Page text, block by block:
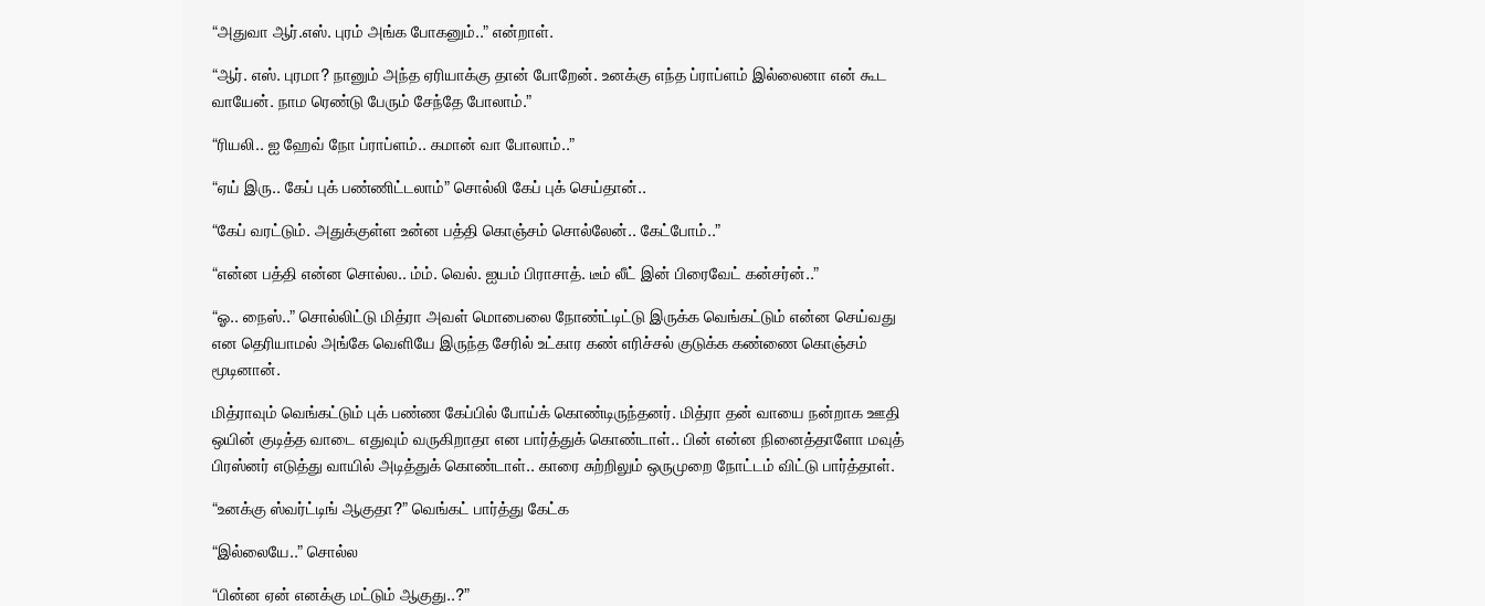
“அதுவா ஆர்.எஸ். புரம் அங்க போகனும்..” என்றாள்.
“ஆர். எஸ். புரமா? நானும் அந்த ஏரியாக்கு தான் போறேன். உனக்கு எந்த ப்ராப்ளம் இல்லைனா என் கூட
வாயேன். நாம ரெண்டு பேரும் சேந்தே போலாம்.”
“ரியலி.. ஐ ஹேவ் நோ ப்ராப்ளம்.. கமான் வா போலாம்..”
“ஏய் இரு.. கேப் புக் பண்ணிட்டலாம்” சொல்லி கேப் புக் செய்தான்..
“கேப் வரட்டும். அதுக்குள்ள உன்ன பத்தி கொஞ்சம் சொல்லேன்.. கேட்போம்..”
“என்ன பத்தி என்ன சொல்ல.. ம்ம். வெல். ஐயம் பிராசாத். டீம் லீட் இன் பிரைவேட் கன்சர்ன்..”
“ஓ.. நைஸ்..” சொல்லிட்டு மித்ரா அவள் மொபைலை நோண்ட்டிட்டு இருக்க வெங்கட்டும் என்ன செய்வது
என தெரியாமல் அங்கே வெளியே இருந்த சேரில் உட்கார கண் எரிச்சல் குடுக்க கண்ணை கொஞ்சம்
மூடினான்.
மித்ராவும் வெங்கட்டும் புக் பண்ண கேப்பில் போய்க் கொண்டிருந்தனர். மித்ரா தன் வாயை நன்றாக ஊதி
ஒயின் குடித்த வாடை எதுவும் வருகிறாதா என பார்த்துக் கொண்டாள்.. பின் என்ன நினைத்தாளோ மவுத்
பிரஸ்னர் எடுத்து வாயில் அடித்துக் கொண்டாள்.. காரை சுற்றிலும் ஒருமுறை நோட்டம் விட்டு பார்த்தாள்.
“உனக்கு ஸ்வர்ட்டிங் ஆகுதா?” வெங்கட் பார்த்து கேட்க
“இல்லையே..” சொல்ல
“பின்ன ஏன் எனக்கு மட்டும் ஆகுது..?”